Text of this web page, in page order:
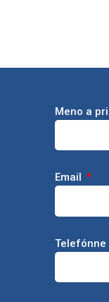
Meno a
Email
Telefónne